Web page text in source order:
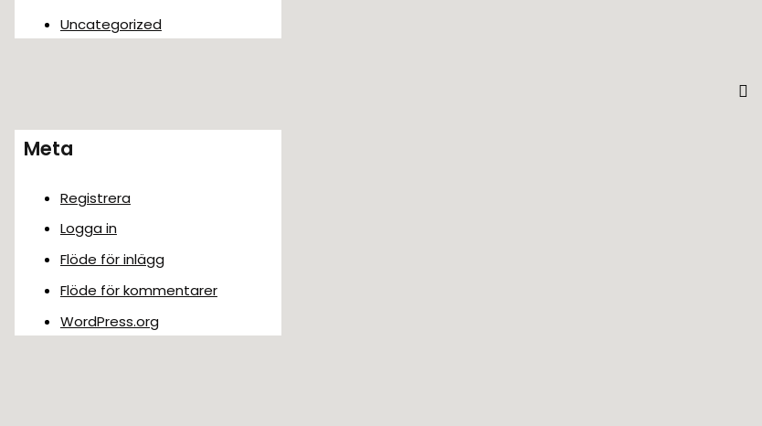
Uncategorized
Meta
Registrera
Logga in
Flöde för inlägg
Flöde för kommentarer
WordPress.org